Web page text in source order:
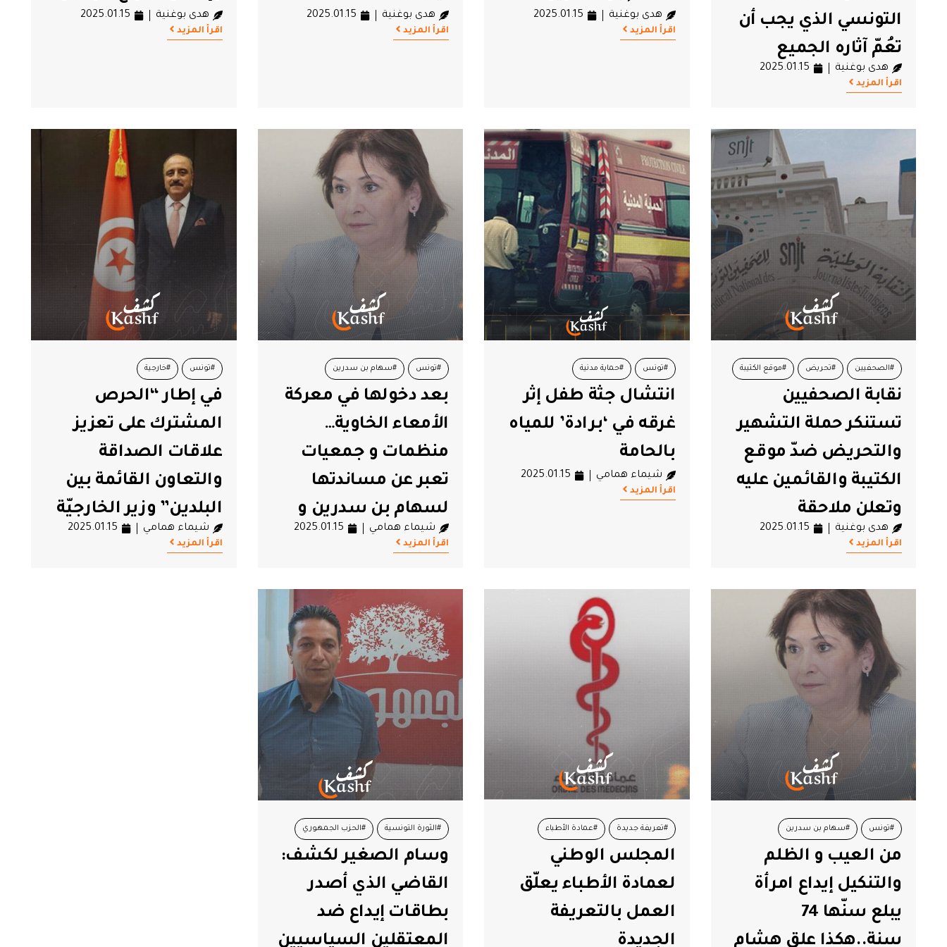
التونسي الذي يجب أن
تعُمّ آثاره الجميع
هدى بوغنية 2025.01.15
اقرأ المزيد
هدى بوغنية 2025.01.15
اقرأ المزيد
هدى بوغنية 2025.01.15
اقرأ المزيد
هدى بوغنية 2025.01.15
اقرأ المزيد
#الصحفيين #تحريض #موقع الكتيبة
#نقاية الصحفيين
نقابة الصحفيين
تستنكر حملة التشهير
والتحريض ضدّ موقع
الكتيبة والقائمين عليه
وتعلن ملاحقة
المحرّضين قضائيا
هدى بوغنية 2025.01.15
اقرأ المزيد
#تونس #حماية مدنية
انتشال جثة طفل إثر
غرقه في ‘برادة’ للمياه
بالحامة
شيماء همامي 2025.01.15
اقرأ المزيد
#تونس #سهام بن سدرين
بعد دخولها في معركة
الأمعاء الخاوية…
منظمات و جمعيات
تعبر عن مساندتها
لسهام بن سدرين و
تطالب بإطلاق سراحها
شيماء همامي 2025.01.15
اقرأ المزيد
#تونس #خارجية
في إطار “الحرص
المشترك على تعزيز
علاقات الصداقة
والتعاون القائمة بين
البلدين” وزير الخارجيّة
يُؤدّي زيارة عمل بيوميْن
شيماء همامي 2025.01.15
اقرأ المزيد
#تونس #سهام بن سدرين
#هشام العجبوني
من العيب و الظلم
والتنكيل إيداع امرأة
يبلع سنّها 74
سنة..هكذا علق هشام
#تعريفة جديدة #عمادة الأطباء
المجلس الوطني
لعمادة الأطباء يعلّق
العمل بالتعريفة
الجديدة
#الثورة التونسية #الحزب الجمهوري
#وسام الصغير
وسام الصغير لكشف:
القاضي الذي أصدر
بطاقات إيداع ضد
المعتقلين السياسيين